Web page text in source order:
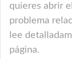
quieres abrir
problema
lee
página.